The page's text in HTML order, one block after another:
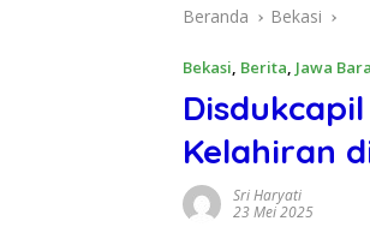
Beranda Bekasi
Bekasi, Berita, Jawa
Kelahiran
Sri Haryati
23 Mei 2025